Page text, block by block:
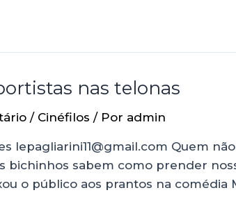
nas telonas
/ Cinéfilos / Por admin
lepagliarini11@gmail.com Quem
bichinhos sabem como prender
o público aos prantos na comédia